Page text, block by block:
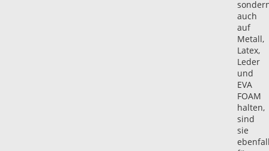
auch
auf
Metall,
Latex,
Leder
und
EVA
FOAM
halten,
sind
sie